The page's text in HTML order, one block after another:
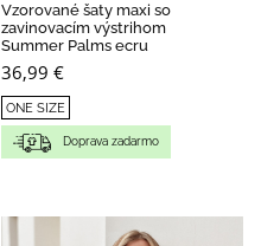
Vzorované šaty maxi so
zavinovacím výstrihom
Summer Palms ecru
36,99 €
ONE SIZE
Doprava zadarmo